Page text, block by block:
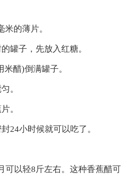
的薄片。
子，先放入红糖。
醋)倒满罐子。
。
。
小时候就可以吃了。
以轻8斤左右。这种香蕉醋可